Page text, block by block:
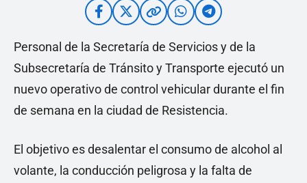
Personal de la Secretaría de Servicios y de la
Subsecretaría de Tránsito y Transporte ejecutó un
nuevo operativo de control vehicular durante el fin
de semana en la ciudad de Resistencia.
El objetivo es desalentar el consumo de alcohol al
volante, la conducción peligrosa y la falta de